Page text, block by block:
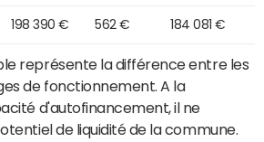
198 390 € 562 € 184 081 €
représente la différence entre les
de fonctionnement. A la
d'autofinancement, il ne
de liquidité de la commune.